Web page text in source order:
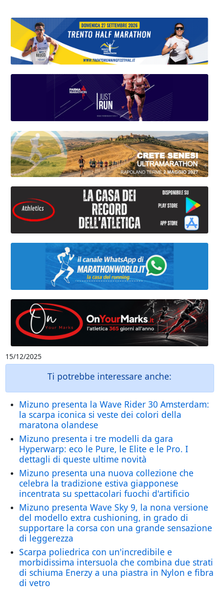
15/12/2025
Ti potrebbe interessare anche:
Mizuno presenta la Wave Rider 30 Amsterdam:
la scarpa iconica si veste dei colori della
maratona olandese
Mizuno presenta i tre modelli da gara
Hyperwarp: eco le Pure, le Elite e le Pro. I
dettagli di queste ultime novità
Mizuno presenta una nuova collezione che
celebra la tradizione estiva giapponese
incentrata su spettacolari fuochi d'artificio
Mizuno presenta Wave Sky 9, la nona versione
del modello extra cushioning, in grado di
supportare la corsa con una grande sensazione
di leggerezza
Scarpa poliedrica con un'incredibile e
morbidissima intersuola che combina due strati
di schiuma Enerzy a una piastra in Nylon e fibra
di vetro